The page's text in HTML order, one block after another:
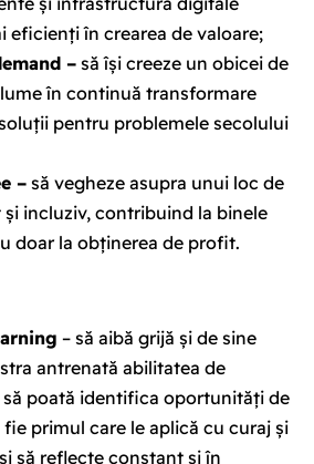
eficienți în crearea de valoare;
–să își creeze un obicei de
în continuă transformare
pentru problemele secolului
–să vegheze asupra unui loc de
incluziv, contribuind la binele
doar la obținerea de profit.
– să aibă grijă și de sine
antrenată abilitatea de
poată identifica oportunități de
primul care le aplică cu curaj și
să reflecte constant și în